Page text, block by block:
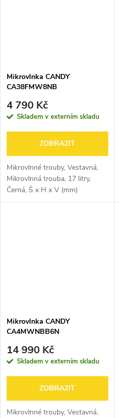
Mikrovlnka CANDY
CA38FMW8NB
4 790 Kč
Skladem v externím skladu
ZOBRAZIT
Mikrovlnné trouby, Vestavná,
Mikrovlnná trouba, 17 litry,
Černá, Š x H x V (mm)
595x319,5x388
Mikrovlnka CANDY
CA4MWNBB6N
14 990 Kč
Skladem v externím skladu
ZOBRAZIT
Mikrovlnné trouby, Vestavná,